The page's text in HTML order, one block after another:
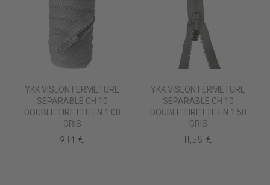
YKK VISLON FERMETURE
SEPARABLE CH 10
DOUBLE TIRETTE EN 1.00
GRIS
9,14 €
YKK VISLON FERMETURE
SEPARABLE CH 10
DOUBLE TIRETTE EN 1.50
GRIS
11,58 €